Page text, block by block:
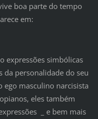
boa parte do tempo
em:
expressões simbólicas
da personalidade do seu
ego masculino narcisista
eles também
_ e bem mais